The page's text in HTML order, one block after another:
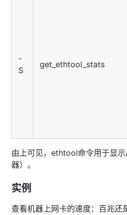
-
S
get_ethtool_stats
由上可见，ethtool命令用于显
器）。
实例
查看机器上网卡的速度：百兆还